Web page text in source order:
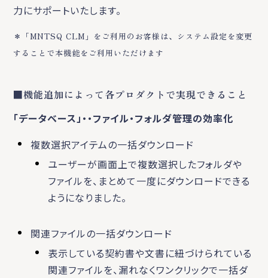
力にサポートいたします。
＊「MNTSQ CLM」をご利用のお客様は、システム設定を変更
することで本機能をご利用いただけます
■機能追加によって各プロダクトで実現できること
「データベース」・・ファイル・フォルダ管理の効率化
複数選択アイテムの一括ダウンロード
ユーザーが画面上で複数選択したフォルダや
ファイルを、まとめて一度にダウンロードできる
ようになりました。
関連ファイルの一括ダウンロード
表示している契約書や文書に紐づけられている
関連ファイルを、漏れなくワンクリックで一括ダ